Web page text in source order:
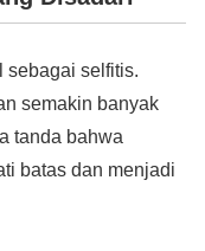
sebagai selfitis.
semakin banyak
tanda bahwa
batas dan menjadi